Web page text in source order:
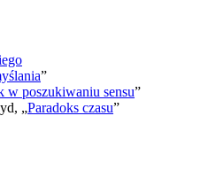
”
w poszukiwaniu sensu”
„Paradoks czasu”